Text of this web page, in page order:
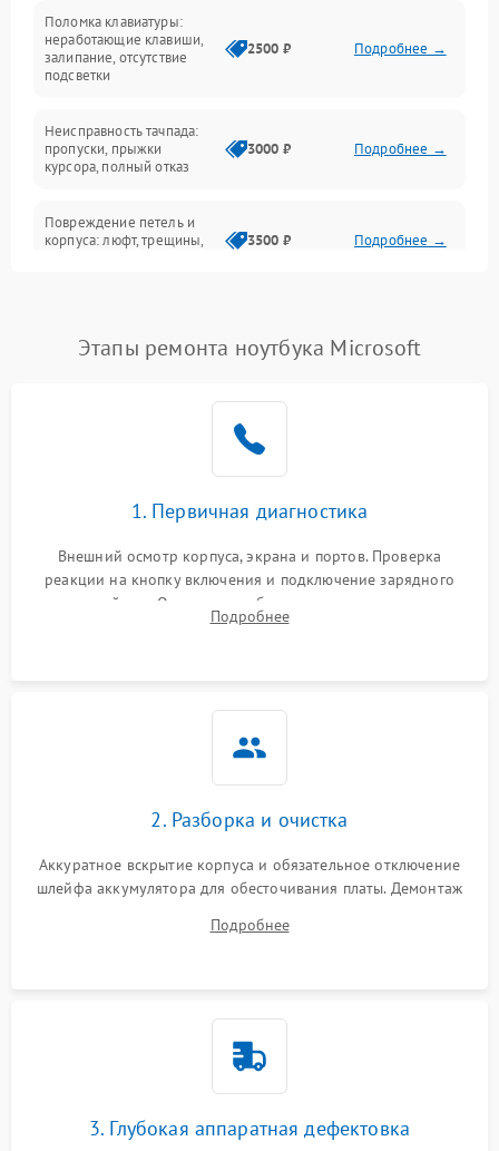
Интерфейсные проблемы
Батарея
Сеть и интернет
Поломка клавиатуры:
неработающие клавиши,
залипание, отсутствие
подсветки
2500 ₽ Подробнее →
Неисправность тачпада:
пропуски, прыжки
курсора, полный отказ
3000 ₽ Подробнее →
Повреждение петель и
корпуса: люфт, трещины,
3500 ₽ Подробнее →
невозможность зарядки,
2500 ₽ Подробнее →
2000 ₽
Перегрев из‑за пыли,
неисправности кулера
Выход из строя SSD или
HDD: медленная загрузка,
2000 ₽
Проблемы Wi‑Fi или
2500 ₽
Этапы ремонта ноутбука Microsoft
1. Первичная диагностика
Внешний осмотр корпуса, экрана и портов. Проверка
реакции на кнопку включения и подключение зарядного
устройства. Оценка потребления тока с помощью
лабораторного блока питания для локализации проблемы.
Подробнее
2. Разборка и очистка
Аккуратное вскрытие корпуса и обязательное отключение
шлейфа аккумулятора для обесточивания платы. Демонтаж
высохшей термопасты с кристаллов чипов.
Подробнее
3. Глубокая аппаратная дефектовка